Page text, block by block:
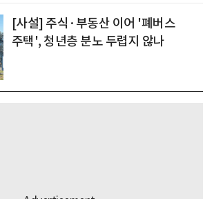
[사설] 주식·부동산 이어 '폐버스
주택', 청년층 분노 두렵지 않나